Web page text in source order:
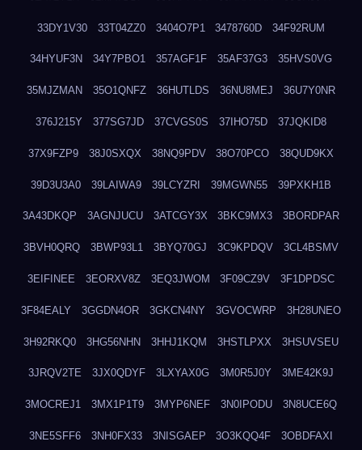
33DY1V30 33T04ZZ0 3404O7P1 3478760D 34F92RUM
34HYUF3N 34Y7PBO1 357AGF1F 35AF37G3 35HVS0VG
35MJZMAN 35O1QNFZ 36HUTLDS 36NU8MEJ 36U7Y0NR
376J215Y 377SG7JD 37CVGS0S 37IHO75D 37JQKID8
37X9FZP9 38J0SXQX 38NQ9PDV 38O70PCO 38QUD9KX
39D3U3A0 39LAIWA9 39LCYZRI 39MGWN55 39PXKH1B
3A43DKQP 3AGNJUCU 3ATCGY3X 3BKC9MX3 3BORDPAR
3BVH0QRQ 3BWP93L1 3BYQ70GJ 3C9KPDQV 3CL4BSMV
3EIFINEE 3EORXV8Z 3EQ3JWOM 3F09CZ9V 3F1DPDSC
3F84EALY 3GGDN4OR 3GKCN4NY 3GVOCWRP 3H28UNEO
3H92RKQ0 3HG56NHN 3HHJ1KQM 3HSTLPXX 3HSUVSEU
3JRQV2TE 3JX0QDYF 3LXYAX0G 3M0R5J0Y 3ME42K9J
3MOCREJ1 3MX1P1T9 3MYP6NEF 3N0IPODU 3N8UCE6Q
3NE5SFF6 3NH0FX33 3NISGAEP 3O3KQQ4F 3OBDFAXI